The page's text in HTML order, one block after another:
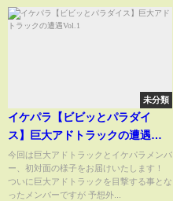
未分類
イケパラ【ビビッとパラダイ
ス】巨大アドトラックの遭遇
Vol.1
今回は巨大アドトラックとイケパラメンバ
ー、初対面の様子をお届けいたします！
ついに巨大アドトラックを目撃する事とな
ったメンバーですが 予想外...